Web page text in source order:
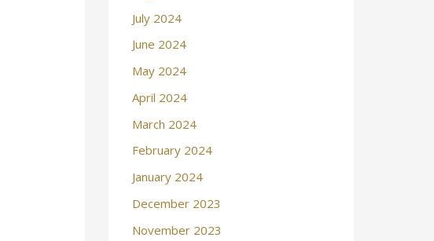
July 2024
June 2024
May 2024
April 2024
March 2024
February 2024
January 2024
December 2023
November 2023